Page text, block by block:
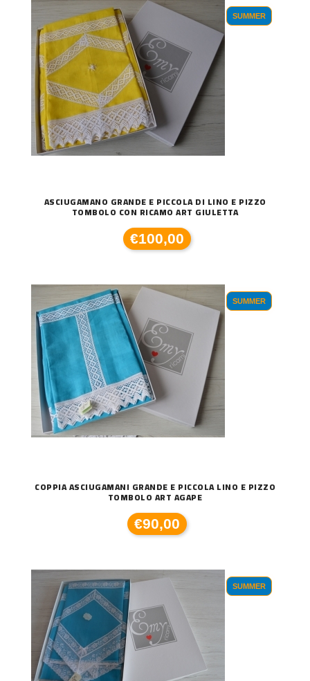
SUMMER
ASCIUGAMANO GRANDE E PICCOLA DI LINO E PIZZO
TOMBOLO CON RICAMO ART GIULETTA
€100,00
SUMMER
COPPIA ASCIUGAMANI GRANDE E PICCOLA LINO E PIZZO
TOMBOLO ART AGAPE
€90,00
SUMMER